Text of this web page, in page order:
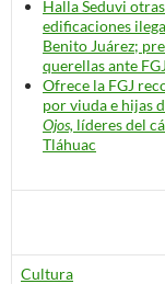
Halla Seduvi
edificaciones
Benito Juárez;
querellas ante FGJ
Ofrece la FGJ
por viuda e hijas
Ojos, líderes del
Tláhuac
Cultura